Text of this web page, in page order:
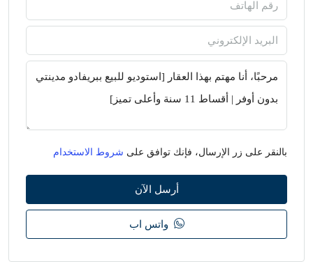
بالنقر على زر الإرسال، فإنك توافق على شروط الاستخدام
أرسل الآن
واتس اب